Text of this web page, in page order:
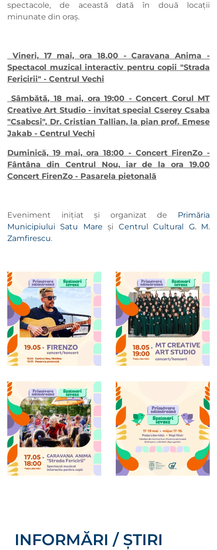
spectacole, de această dată în două locații
minunate din oraș.
Vineri, 17 mai, ora 18.00 - Caravana Anima -
Spectacol muzical interactiv pentru copii "Strada
Fericirii" - Centrul Vechi
Sâmbătă, 18 mai, ora 19:00 - Concert Corul MT
Creative Art Studio - invitat special Cserey Csaba
"Csabcsi", Dr. Cristian Tallian, la pian prof. Emese
Jakab - Centrul Vechi
Duminică, 19 mai, ora 18:00 - Concert FirenZo -
Fântâna din Centrul Nou, iar de la ora 19.00
Concert FirenZo - Pasarela pietonală
Eveniment inițiat și organizat de Primăria
Municipiului Satu Mare și Centrul Cultural G. M.
Zamfirescu.
INFORMĂRI / ȘTIRI